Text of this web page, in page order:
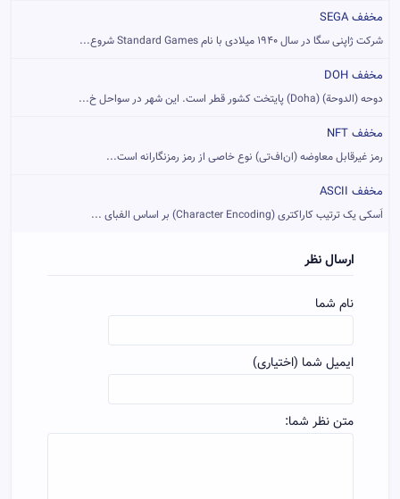
مخفف SEGA
شرکت ژاپنی سگا در سال ۱۹۴۰ میلادی با نام Standard Games شروع...
مخفف DOH
دوحه (الدوحة) (Doha) پایتخت کشور قطر است. این شهر در سواحل خ...
مخفف NFT
رمز غیرقابل معاوضه (ان‌اف‌تی) نوع خاصی از رمز رمزنگارانه است...
مخفف ASCII
اَسکی یک ترتیب کاراکتری (Character Encoding) بر اساس الفبای ...
ارسال نظر
نام شما
ایمیل شما (اختیاری)
متن نظر شما: